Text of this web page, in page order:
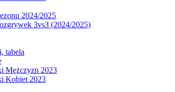
2024/2025
3vs3 (2024/2025)
tabela
Mężczyzn 2023
Kobiet 2023